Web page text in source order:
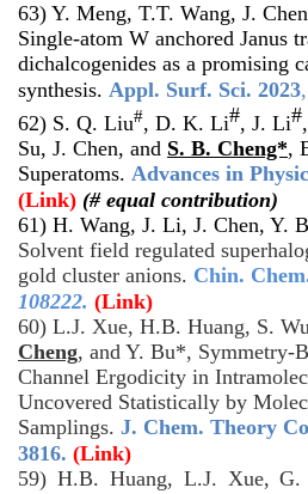
63) Y. Meng, T.T. Wang, J.
Single-atom W anchored Janus
dichalcogenides as a promising
synthesis. Appl. Surf. Sci. 2023,
62) S. Q. Liu#, D. K. Li#, J. Li#
Su, J. Chen, and S. B. Cheng*,
Superatoms. Advances in
(Link) (# equal contribution)
61) H. Wang, J. Li, J. Chen, Y.
Solvent field regulated
gold cluster anions. Chin.
108222. (Link)
60) L.J. Xue, H.B. Huang, S.
Cheng, and Y. Bu*, Symmetry-
Channel Ergodicity in
Uncovered Statistically by
Samplings. J. Chem. Theory
3816. (Link)
59) H.B. Huang, L.J. Xue, G.